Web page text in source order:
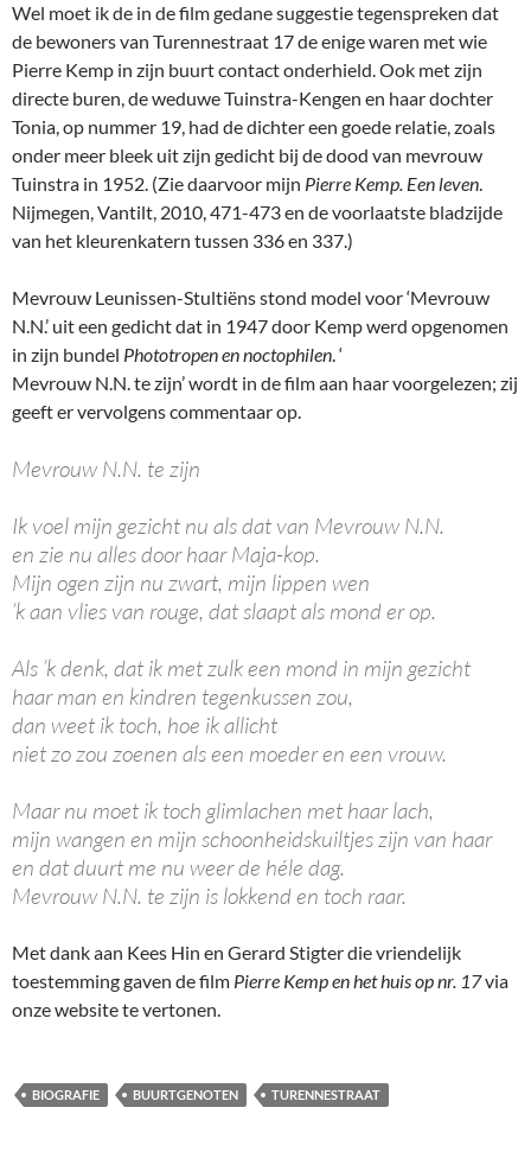
Wel moet ik de in de film gedane suggestie tegenspreken dat
de bewoners van Turennestraat 17 de enige waren met wie
Pierre Kemp in zijn buurt contact onderhield. Ook met zijn
directe buren, de weduwe Tuinstra-Kengen en haar dochter
Tonia, op nummer 19, had de dichter een goede relatie, zoals
onder meer bleek uit zijn gedicht bij de dood van mevrouw
Tuinstra in 1952. (Zie daarvoor mijn Pierre Kemp. Een leven.
Nijmegen, Vantilt, 2010, 471-473 en de voorlaatste bladzijde
van het kleurenkatern tussen 336 en 337.)
Mevrouw Leunissen-Stultiëns stond model voor ‘Mevrouw
N.N.’ uit een gedicht dat in 1947 door Kemp werd opgenomen
in zijn bundel Phototropen en noctophilen. ‘
Mevrouw N.N. te zijn’ wordt in de film aan haar voorgelezen; zij
geeft er vervolgens commentaar op.
Mevrouw N.N. te zijn
Ik voel mijn gezicht nu als dat van Mevrouw N.N.
en zie nu alles door haar Maja-kop.
Mijn ogen zijn nu zwart, mijn lippen wen
’k aan vlies van rouge, dat slaapt als mond er op.
Als ’k denk, dat ik met zulk een mond in mijn gezicht
haar man en kindren tegenkussen zou,
dan weet ik toch, hoe ik allicht
niet zo zou zoenen als een moeder en een vrouw.
Maar nu moet ik toch glimlachen met haar lach,
mijn wangen en mijn schoonheidskuiltjes zijn van haar
en dat duurt me nu weer de héle dag.
Mevrouw N.N. te zijn is lokkend en toch raar.
Met dank aan Kees Hin en Gerard Stigter die vriendelijk
toestemming gaven de film Pierre Kemp en het huis op nr. 17via
onze website te vertonen.
BIOGRAFIE BUURTGENOTEN TURENNESTRAAT